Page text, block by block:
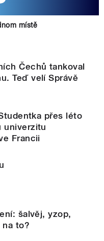
místě
Čechů tankoval
Teď velí Správě
přes léto
univerzitu
Francii
šalvěj, yzop,
na to?